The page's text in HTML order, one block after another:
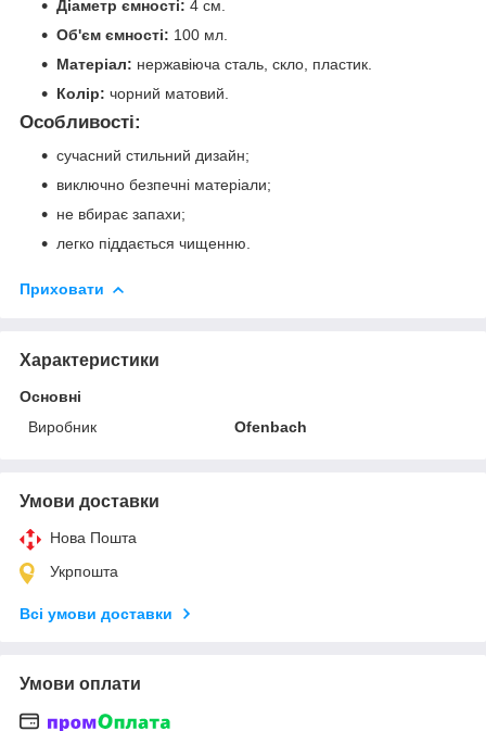
Діаметр ємності: 4 см.
Об'єм ємності: 100 мл.
Матеріал: нержавіюча сталь, скло, пластик.
Колір: чорний матовий.
Особливості:
сучасний стильний дизайн;
виключно безпечні матеріали;
не вбирає запахи;
легко піддається чищенню.
Приховати
Характеристики
Основні
Виробник
Ofenbach
Умови доставки
Нова Пошта
Укрпошта
Всі умови доставки
Умови оплати